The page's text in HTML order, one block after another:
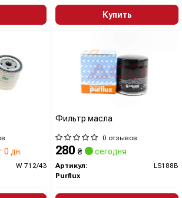
Купить
0 дн.
W 712/43
Фильтр масла
0 отзывов
280 ₴ сегодня
Артикул:
LS188B
Purflux